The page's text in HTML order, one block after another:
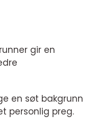
gir en
en søt bakgrunn
personlig preg.